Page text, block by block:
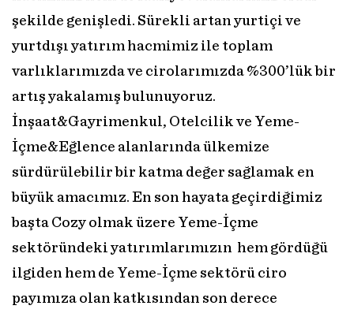
şekilde genişledi. Sürekli artan yurtiçi ve
yurtdışı yatırım hacmimiz ile toplam
varlıklarımızda ve cirolarımızda %300’lük bir
artış yakalamış bulunuyoruz.
İnşaat&Gayrimenkul, Otelcilik ve Yeme-
İçme&Eğlence alanlarında ülkemize
sürdürülebilir bir katma değer sağlamak en
büyük amacımız. En son hayata geçirdiğimiz
başta Cozy olmak üzere Yeme-İçme
sektöründeki yatırımlarımızın hem gördüğü
ilgiden hem de Yeme-İçme sektörü ciro
payımıza olan katkısından son derece